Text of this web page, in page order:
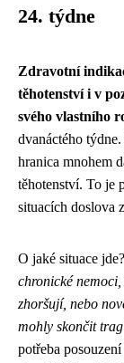
24. týdne
Zdravotní
těhotenství i v
svého vlastního
dvanáctého
hranica mnohem
těhotenství. To je
situacích doslova
O jaké situace jde?
chronické
zhoršují, nebo
mohly skončit
potřeba